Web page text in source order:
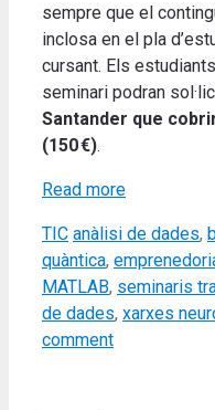
sempre que el
inclosa en el pla
cursant. Els
seminari podran
Santander que
(150 €).
Read more
Categories
TIC Tags
anàlisi de dades,
quàntica,
MATLAB, seminaris
de dades, xarxes
comment